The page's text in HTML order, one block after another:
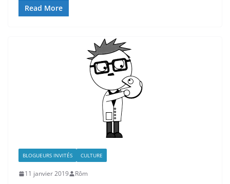
Read More
BLOGUEURS INVITÉS CULTURE
11 janvier 2019 Rôm